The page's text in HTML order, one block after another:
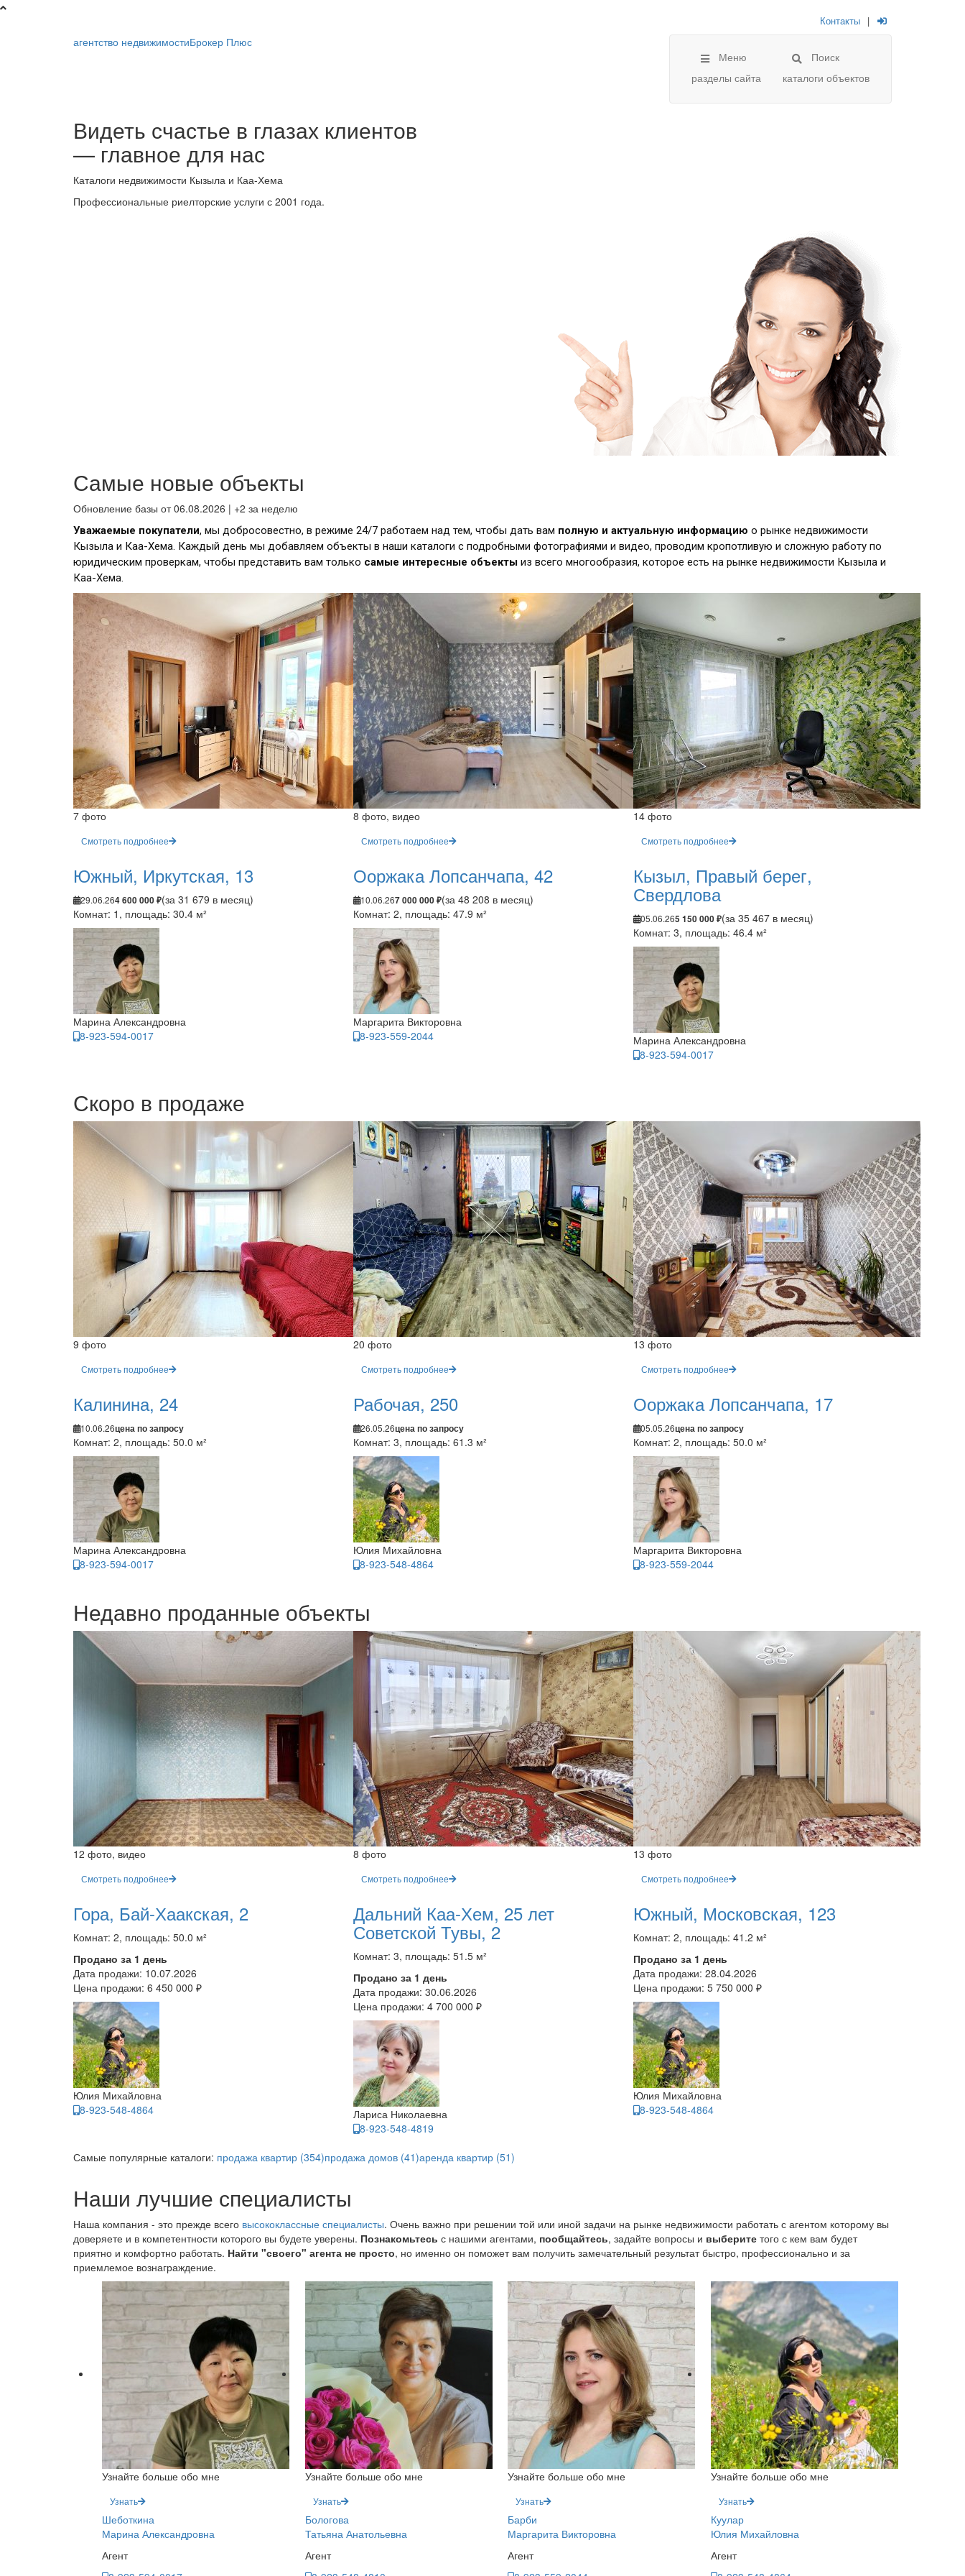
Контакты |
Меню
разделы сайта
Поиск
каталоги объектов
агентство недвижимостиБрокер Плюс
Брокер
риелторская
Видеть счастье в глазах клиентов
— главное для нас
Каталоги недвижимости Кызыла и Каа-Хема
Профессиональные риелторские услуги с 2001 года.
Самые новые объекты
Обновление базы от 06.08.2026 | +2 за неделю
Уважаемые покупатели, мы добросовестно, в режиме 24/7 работаем над тем, чтобы дать вам полную и актуальную информацию о рынке недвижимости
Кызыла и Каа-Хема. Каждый день мы добавляем объекты в наши каталоги с подробными фотографиями и видео, проводим кропотливую и сложную работу по
юридическим проверкам, чтобы представить вам только самые интересные объекты из всего многообразия, которое есть на рынке недвижимости Кызыла и
Каа-Хема.
7 фото
Смотреть подробнее
Южный, Иркутская, 13
29.06.264 600 000 ₽(за 31 679 в месяц)
Комнат: 1, площадь: 30.4 м²
Марина Александровна
8-923-594-0017
8 фото, видео
Смотреть подробнее
Ооржака Лопсанчапа, 42
10.06.267 000 000 ₽(за 48 208 в месяц)
Комнат: 2, площадь: 47.9 м²
Маргарита Викторовна
8-923-559-2044
14 фото
Смотреть подробнее
Кызыл, Правый берег,
Свердлова
05.06.265 150 000 ₽(за 35 467 в месяц)
Комнат: 3, площадь: 46.4 м²
Марина Александровна
8-923-594-0017
Скоро в продаже
9 фото
Смотреть подробнее
Калинина, 24
10.06.26цена по запросу
Комнат: 2, площадь: 50.0 м²
Марина Александровна
8-923-594-0017
20 фото
Смотреть подробнее
Рабочая, 250
26.05.26цена по запросу
Комнат: 3, площадь: 61.3 м²
Юлия Михайловна
8-923-548-4864
13 фото
Смотреть подробнее
Ооржака Лопсанчапа, 17
05.05.26цена по запросу
Комнат: 2, площадь: 50.0 м²
Маргарита Викторовна
8-923-559-2044
Недавно проданные объекты
12 фото, видео
Смотреть подробнее
Гора, Бай-Хаакская, 2
Комнат: 2, площадь: 50.0 м²
Продано за 1 день
Дата продажи: 10.07.2026
Цена продажи: 6 450 000 ₽
Юлия Михайловна
8-923-548-4864
8 фото
Смотреть подробнее
Дальний Каа-Хем, 25 лет
Советской Тувы, 2
Комнат: 3, площадь: 51.5 м²
Продано за 1 день
Дата продажи: 30.06.2026
Цена продажи: 4 700 000 ₽
Лариса Николаевна
8-923-548-4819
13 фото
Смотреть подробнее
Южный, Московская, 123
Комнат: 2, площадь: 41.2 м²
Продано за 1 день
Дата продажи: 28.04.2026
Цена продажи: 5 750 000 ₽
Юлия Михайловна
8-923-548-4864
Самые популярные каталоги: продажа квартир (354)продажа домов (41)аренда квартир (51)
Наши лучшие специалисты
Наша компания - это прежде всего высококлассные специалисты. Очень важно при решении той или иной задачи на рынке недвижимости работать с агентом которому вы
доверяете и в компетентности которого вы будете уверены. Познакомьтесь с нашими агентами, пообщайтесь, задайте вопросы и выберите того с кем вам будет
приятно и комфортно работать. Найти "своего" агента не просто, но именно он поможет вам получить замечательный результат быстро, профессионально и за
приемлемое вознаграждение.
Узнайте больше обо мне
Узнать
Шеботкина
Марина Александровна
Агент
Узнайте больше обо мне
Узнать
Бологова
Татьяна Анатольевна
Агент
Узнайте больше обо мне
Узнать
Барби
Маргарита Викторовна
Агент
Узнайте больше обо мне
Узнать
Куулар
Юлия Михайловна
Агент